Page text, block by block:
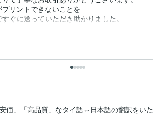
リントできないことを
ぐに送っていただき助かりました。
価」「高品質」なタイ語⇔日本語の翻訳をい